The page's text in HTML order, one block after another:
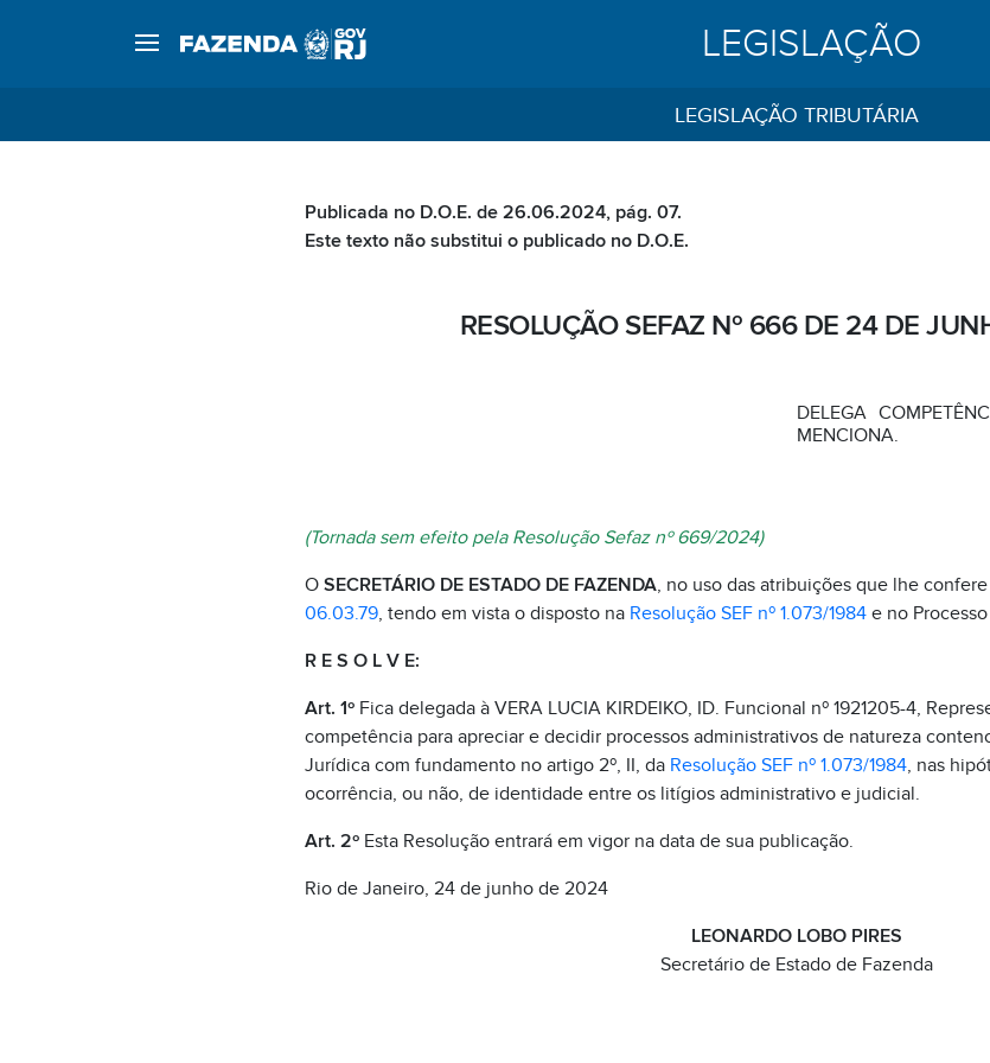
LEGISLAÇÃO
LEGISLAÇÃO TRIBUTÁRIA
Publicada no D.O.E. de 26.06.2024, pág. 07.
Este texto não substitui o publicado no D.O.E.
RESOLUÇÃO SEFAZ Nº 666 DE 24 DE
DELEGA
MENCIONA.
(Tornada sem efeito pela Resolução Sefaz nº 669/2024)
O SECRETÁRIO DE ESTADO DE FAZENDA, no uso das atribuições que lhe
06.03.79, tendo em vista o disposto na Resolução SEF nº 1.073/1984e no
R E S O L V E:
Art. 1ºFica delegada à VERA LUCIA KIRDEIKO, ID. Funcional nº 1921205-4,
competência para apreciar e decidir processos administrativos de natureza
Jurídica com fundamento no artigo 2º, II, da Resolução SEF nº 1.073/1984, nas
ocorrência, ou não, de identidade entre os litígios administrativo e judicial.
Art. 2ºEsta Resolução entrará em vigor na data de sua publicação.
Rio de Janeiro, 24 de junho de 2024
LEONARDO LOBO PIRES
Secretário de Estado de Fazenda